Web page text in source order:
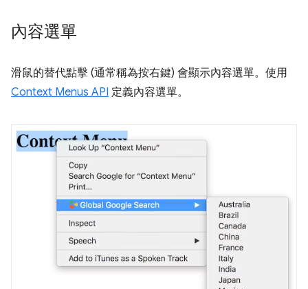
內容選單
滑鼠的替代點擊 (通常稱為按右鍵) 會顯示內容選單。使用
Context Menus API 定義內容選單。